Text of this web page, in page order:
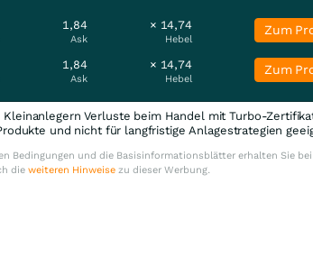
1,84
Ask
× 14,74
Hebel
Zum
1,84
Ask
× 14,74
Hebel
Zum
Verluste beim Handel mit Turbo-
und nicht für langfristige Anlagestrategien
Bedingungen und die Basisinformationsblätter erhalten Sie
die weiteren Hinweisezu dieser Werbung.